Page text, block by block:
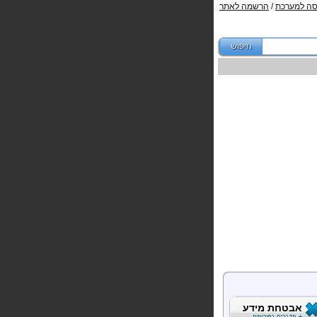
למערכת/ הרשמה לאתר
אבטחת מידע